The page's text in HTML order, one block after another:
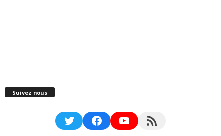
Suivez nous
TwitterFacebookYouTubeRSS Feed